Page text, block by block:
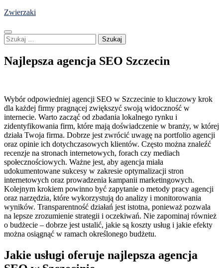
Skip
content
Zwierzaki
Szukaj:
Najlepsza agencja SEO Szczecin
Wybór odpowiedniej agencji SEO w Szczecinie to kluczowy krok
dla każdej firmy pragnącej zwiększyć swoją widoczność w
internecie. Warto zacząć od zbadania lokalnego rynku i
zidentyfikowania firm, które mają doświadczenie w branży, w której
działa Twoja firma. Dobrze jest zwrócić uwagę na portfolio agencji
oraz opinie ich dotychczasowych klientów. Często można znaleźć
recenzje na stronach internetowych, forach czy mediach
społecznościowych. Ważne jest, aby agencja miała
udokumentowane sukcesy w zakresie optymalizacji stron
internetowych oraz prowadzenia kampanii marketingowych.
Kolejnym krokiem powinno być zapytanie o metody pracy agencji
oraz narzędzia, które wykorzystują do analizy i monitorowania
wyników. Transparentność działań jest istotna, ponieważ pozwala
na lepsze zrozumienie strategii i oczekiwań. Nie zapominaj również
o budżecie – dobrze jest ustalić, jakie są koszty usług i jakie efekty
można osiągnąć w ramach określonego budżetu.
Jakie usługi oferuje najlepsza agencja